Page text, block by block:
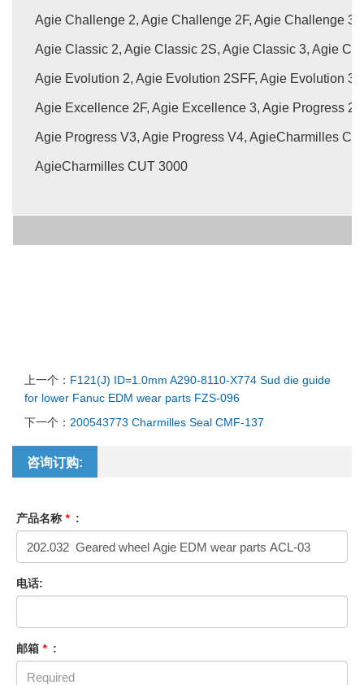
Agie Challenge 2, Agie Challenge 2F, Agie Challenge 3,
Agie Classic 2, Agie Classic 2S, Agie Classic 3, Agie
Agie Evolution 2, Agie Evolution 2SFF, Agie Evolution 3,
Agie Excellence 2F, Agie Excellence 3, Agie Progress
Agie Progress V3, Agie Progress V4, AgieCharmilles
AgieCharmilles CUT 3000
上一个： F121(J) ID=1.0mm A290-8110-X774 Sud die guide
for lower Fanuc EDM wear parts FZS-096
下一个： 200543773 Charmilles Seal CMF-137
咨询订购:
产品名称 * :
电话:
邮箱 * :